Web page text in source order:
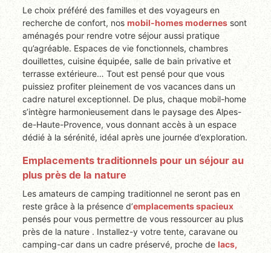
Le choix préféré des familles et des voyageurs en
recherche de confort, nosmobil-homes modernes sont
aménagés pour rendre votre séjour aussi pratique
qu’agréable. Espaces de vie fonctionnels, chambres
douillettes, cuisine équipée, salle de bain privative et
terrasse extérieure… Tout est pensé pour que vous
puissiez profiter pleinement de vos vacances dans un
cadre naturel exceptionnel. De plus, chaque mobil-home
s’intègre harmonieusement dans le paysage des Alpes-
de-Haute-Provence, vous donnant accès à un espace
dédié à la sérénité, idéal après une journée d’exploration.
Emplacements traditionnels pour un séjour au
plus près de la nature
Les amateurs de camping traditionnel ne seront pas en
reste grâce à la présence d’emplacements spacieux
pensés pour vous permettre de vous ressourcer au plus
près de la nature . Installez-y votre tente, caravane ou
camping-car dans un cadre préservé, proche delacs,